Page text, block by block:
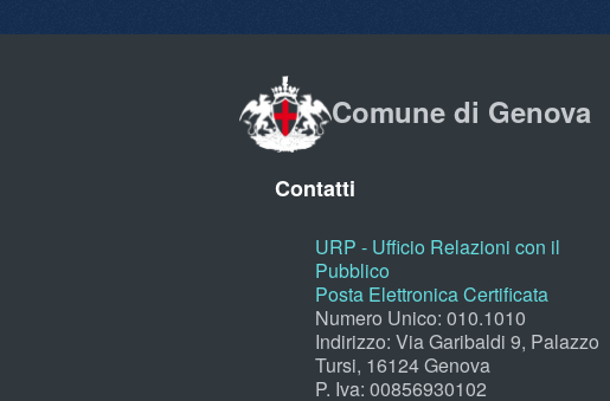
Comune di Genova
Contatti
URP - Ufficio Relazioni con il
Pubblico
Posta Elettronica Certificata
Numero Unico: 010.1010
Indirizzo: Via Garibaldi 9, Palazzo
Tursi, 16124 Genova
P. Iva: 00856930102